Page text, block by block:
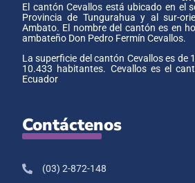
El cantón Cevallos está ubicado en el
Provincia de Tungurahua y al sur-
Ambato. El nombre del cantón es en
ambateño Don Pedro Fermín Cevallos.
La superficie del cantón Cevallos es de
10.433 habitantes. Cevallos es el
Ecuador
Contáctenos
(03) 2-872-148